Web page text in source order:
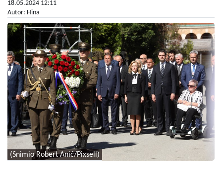
18.05.2024 12:11
Autor: Hina
(Snimio Robert Anić/Pixsell)